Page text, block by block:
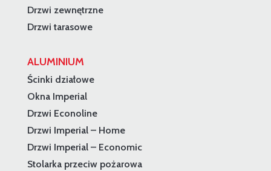
Drzwi zewnętrzne
Drzwi tarasowe
ALUMINIUM
Ścinki działowe
Okna Imperial
Drzwi Econoline
Drzwi Imperial – Home
Drzwi Imperial – Economic
Stolarka przeciw pożarowa